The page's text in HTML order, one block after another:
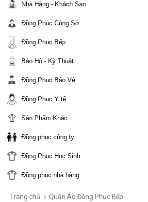
Nhà Hàng - Khách Sạn
Đồng Phục Công Sở
Đồng Phục Bếp
Bảo Hộ - Kỹ Thuật
Đồng Phục Bảo Vệ
Đồng Phục Y tế
Sản Phẩm Khác
Đồng phục công ty
Đồng Phục Học Sinh
Đồng phục nhà hàng
Trang chủ
Quần Áo Đồng Phục Bếp